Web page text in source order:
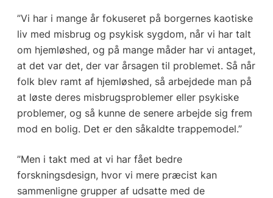
”Vi har i mange år fokuseret på borgernes kaotiske
liv med misbrug og psykisk sygdom, når vi har talt
om hjemløshed, og på mange måder har vi antaget,
at det var det, der var årsagen til problemet. Så når
folk blev ramt af hjemløshed, så arbejdede man på
at løste deres misbrugsproblemer eller psykiske
problemer, og så kunne de senere arbejde sig frem
mod en bolig. Det er den såkaldte trappemodel.”
”Men i takt med at vi har fået bedre
forskningsdesign, hvor vi mere præcist kan
sammenligne grupper af udsatte med de